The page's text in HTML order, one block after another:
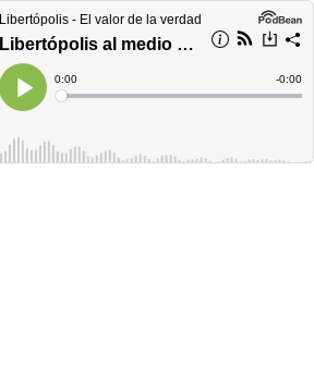
Libertópolis - El valor de la verdad
Libertópolis al medio día, lunes 1 de febrero 2021
Play
Current
Time
0:00
Loaded:
Time
-0:00